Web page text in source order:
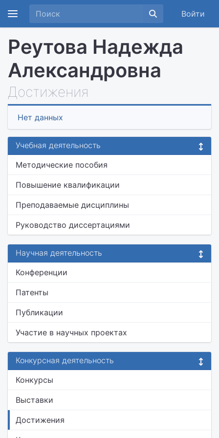
Войти
Реутова Надежда
Александровна
Достижения
Нет данных
Учебная деятельность
Методические пособия
Повышение квалификации
Преподаваемые дисциплины
Руководство диссертациями
Научная деятельность
Конференции
Патенты
Публикации
Участие в научных проектах
Конкурсная деятельность
Конкурсы
Выставки
Достижения